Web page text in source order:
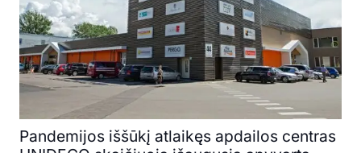
Pandemijos iššūkį atlaikęs apdailos centras